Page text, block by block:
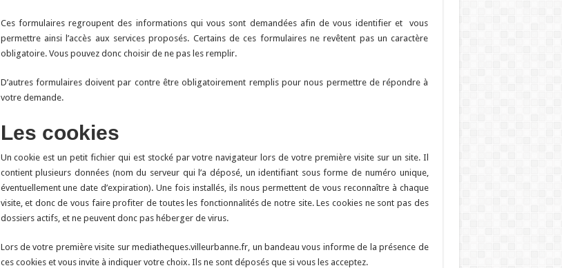
Ces formulaires regroupent des informations qui vous sont demandées afin de vous identifier et vous
permettre ainsi l’accès aux services proposés. Certains de ces formulaires ne revêtent pas un caractère
obligatoire. Vous pouvez donc choisir de ne pas les remplir.
D’autres formulaires doivent par contre être obligatoirement remplis pour nous permettre de répondre à
votre demande.
Les cookies
Un cookie est un petit fichier qui est stocké par votre navigateur lors de votre première visite sur un site. Il
contient plusieurs données (nom du serveur qui l’a déposé, un identifiant sous forme de numéro unique,
éventuellement une date d’expiration). Une fois installés, ils nous permettent de vous reconnaître à chaque
visite, et donc de vous faire profiter de toutes les fonctionnalités de notre site. Les cookies ne sont pas des
dossiers actifs, et ne peuvent donc pas héberger de virus.
Lors de votre première visite sur mediatheques.villeurbanne.fr, un bandeau vous informe de la présence de
ces cookies et vous invite à indiquer votre choix. Ils ne sont déposés que si vous les acceptez.